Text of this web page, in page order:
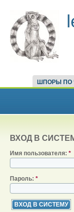
ШПОРЫ ПО
ВХОД В
Имя пользователя: *
Пароль: *